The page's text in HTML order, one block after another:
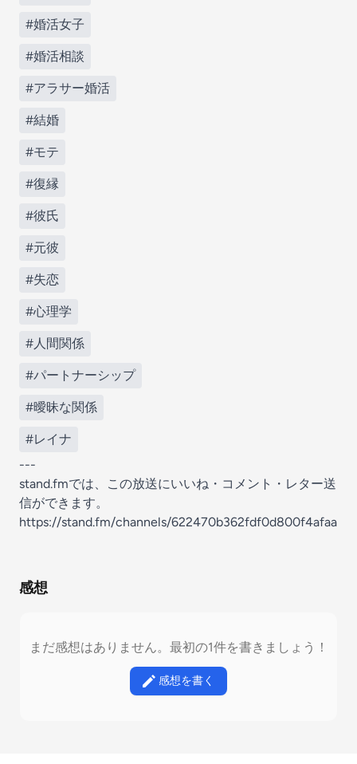
#婚活女子
#婚活相談
#アラサー婚活
#結婚
#モテ
#復縁
#彼氏
#元彼
#失恋
#心理学
#人間関係
#パートナーシップ
#曖昧な関係
#レイナ
---
stand.fmでは、この放送にいいね・コメント・レター送
信ができます。
https://stand.fm/channels/622470b362fdf0d800f4afaa
感想
まだ感想はありません。最初の1件を書きましょう！
感想を書く